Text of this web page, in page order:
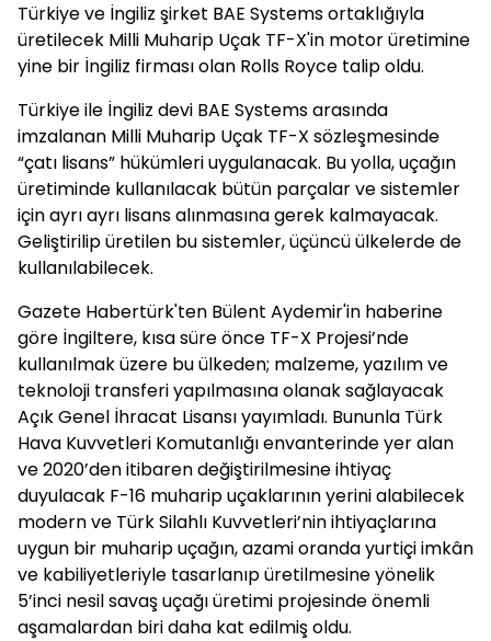
Türkiye ve İngiliz şirket BAE Systems ortaklığıyla
üretilecek Milli Muharip Uçak TF-X'in motor üretimine
yine bir İngiliz firması olan Rolls Royce talip oldu.
Türkiye ile İngiliz devi BAE Systems arasında
imzalanan Milli Muharip Uçak TF-X sözleşmesinde
“çatı lisans” hükümleri uygulanacak. Bu yolla, uçağın
üretiminde kullanılacak bütün parçalar ve sistemler
için ayrı ayrı lisans alınmasına gerek kalmayacak.
Geliştirilip üretilen bu sistemler, üçüncü ülkelerde de
kullanılabilecek.
Gazete Habertürk'ten Bülent Aydemir'in haberine
göre İngiltere, kısa süre önce TF-X Projesi’nde
kullanılmak üzere bu ülkeden; malzeme, yazılım ve
teknoloji transferi yapılmasına olanak sağlayacak
Açık Genel İhracat Lisansı yayımladı. Bununla Türk
Hava Kuvvetleri Komutanlığı envanterinde yer alan
ve 2020’den itibaren değiştirilmesine ihtiyaç
duyulacak F-16 muharip uçaklarının yerini alabilecek
modern ve Türk Silahlı Kuvvetleri’nin ihtiyaçlarına
uygun bir muharip uçağın, azami oranda yurtiçi imkân
ve kabiliyetleriyle tasarlanıp üretilmesine yönelik
5’inci nesil savaş uçağı üretimi projesinde önemli
aşamalardan biri daha kat edilmiş oldu.